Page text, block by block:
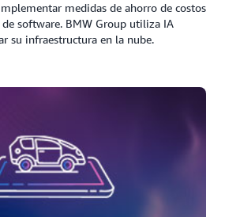
medidas de ahorro de costos
software. BMW Group utiliza IA
su infraestructura en la nube.